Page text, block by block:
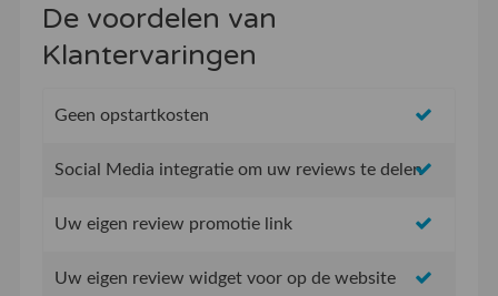
De voordelen van
Klantervaringen
Geen opstartkosten
Social Media integratie om uw reviews te delen
Uw eigen review promotie link
Uw eigen review widget voor op de website